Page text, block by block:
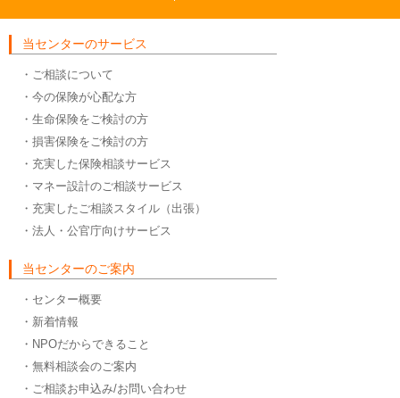
当センターのサービス
・ご相談について
・今の保険が心配な方
・生命保険をご検討の方
・損害保険をご検討の方
・充実した保険相談サービス
・マネー設計のご相談サービス
・充実したご相談スタイル（出張）
・法人・公官庁向けサービス
当センターのご案内
・センター概要
・新着情報
・NPOだからできること
・無料相談会のご案内
・ご相談お申込み/お問い合わせ